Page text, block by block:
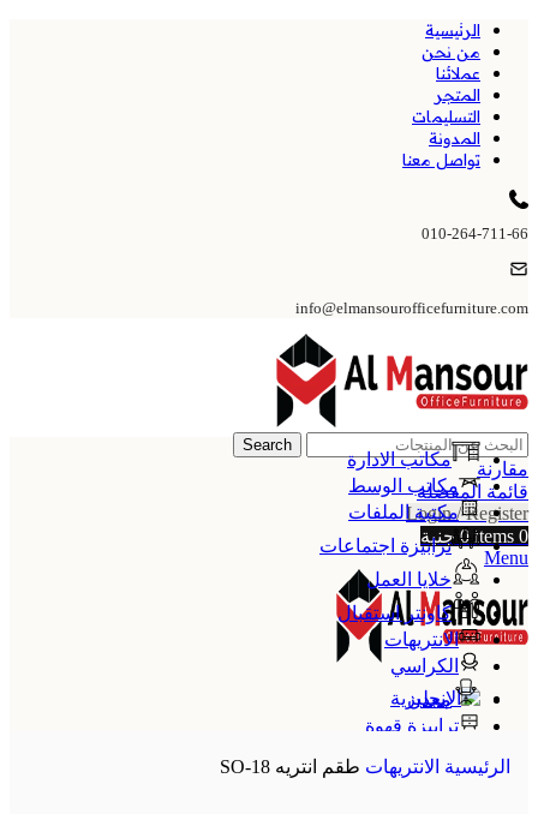
الرئيسية
من نحن
عملائنا
المتجر
التسليمات
المدونة
تواصل معنا
010-264-711-66
info@elmansourofficefurniture.com
Search
مقارنة
قائمة المفضلة
Login / Register
0
items
0 جنية
Menu
مكاتب الادارة
مكاتب الوسط
مكتبة الملفات
ترابيزة اجتماعات
خلايا العمل
كاونتر استقبال
الانتريهات
الكراسي
معدن
ترابيزة قهوة
الرئيسية الانتريهات طقم انتريه SO-18